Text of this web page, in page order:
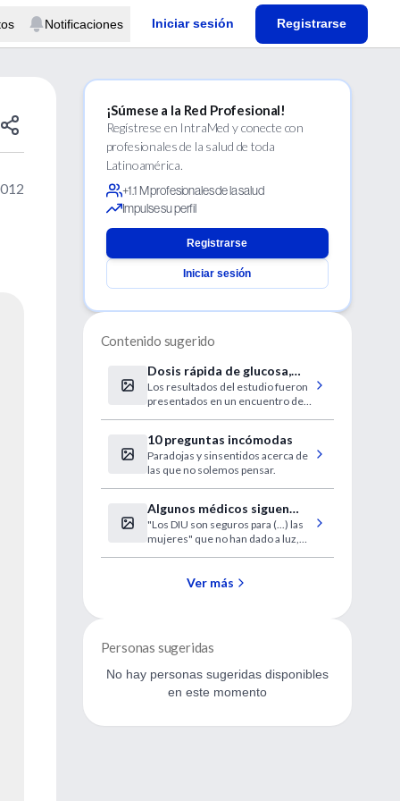
Notificaciones Iniciar sesión Registrarse
¡Súmese a la Red Profesional!
Regístrese en IntraMed y conecte con
profesionales de la salud de toda
Latinoamérica.
+1.1 M profesionales de la salud
Impulse su perfil
Registrarse
Iniciar sesión
Contenido sugerido
Dosis rápida de glucosa,
insulina y K evita avance de
paro cardíaco
Los resultados del estudio fueron
presentados en un encuentro del
10 preguntas incómodas
Paradojas y sinsentidos acerca de
las que no solemos pensar.
Algunos médicos siguen
errados sobre seguridad
del DIU
"Los DIU son seguros para (...) las
mujeres" que no han dado a luz,
una forma reversible de
Ver más
Personas sugeridas
No hay personas sugeridas disponibles
en este momento